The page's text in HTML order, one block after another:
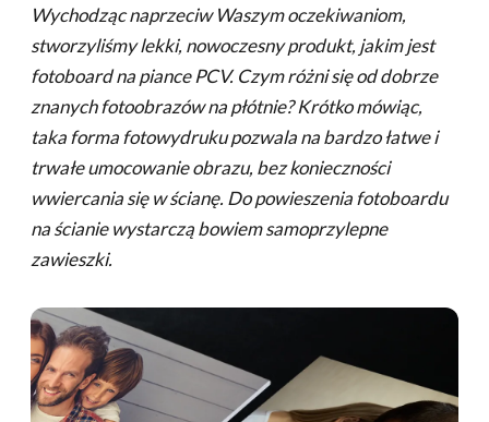
Wychodząc naprzeciw Waszym oczekiwaniom,
stworzyliśmy lekki, nowoczesny produkt, jakim jest
fotoboard na piance PCV. Czym różni się od dobrze
znanych fotoobrazów na płótnie? Krótko mówiąc,
taka forma fotowydruku pozwala na bardzo łatwe i
trwałe umocowanie obrazu, bez konieczności
wwiercania się w ścianę. Do powieszenia fotoboardu
na ścianie wystarczą bowiem samoprzylepne
zawieszki.